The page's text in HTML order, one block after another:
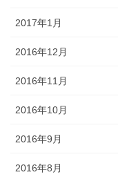
2017年1月
2016年12月
2016年11月
2016年10月
2016年9月
2016年8月